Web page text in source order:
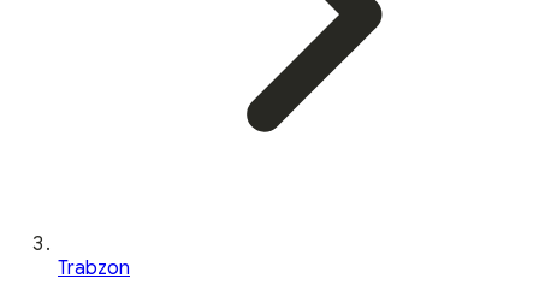
Trabzon